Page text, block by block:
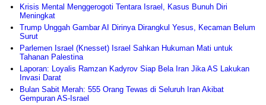
Krisis Mental Menggerogoti Tentara Israel, Kasus Bunuh Diri
Meningkat
Trump Unggah Gambar AI Dirinya Dirangkul Yesus, Kecaman Belum
Surut
Parlemen Israel (Knesset) Israel Sahkan Hukuman Mati untuk
Tahanan Palestina
Laporan: Loyalis Ramzan Kadyrov Siap Bela Iran Jika AS Lakukan
Invasi Darat
Bulan Sabit Merah: 555 Orang Tewas di Seluruh Iran Akibat
Gempuran AS-Israel